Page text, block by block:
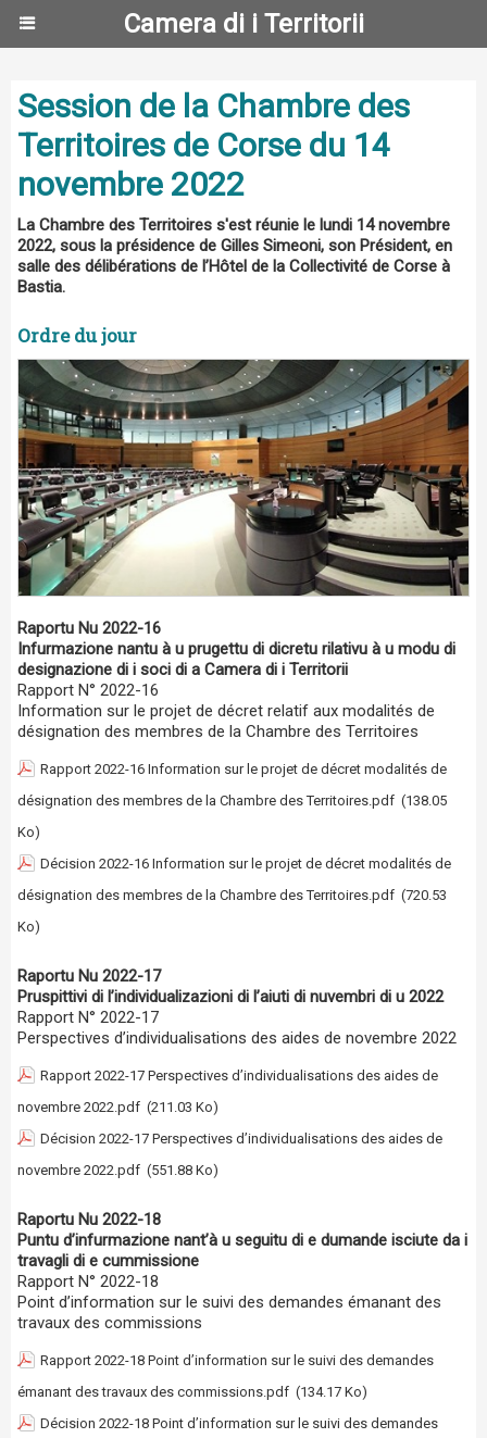
Camera di i Territorii
Session de la Chambre des
Territoires de Corse du 14
novembre 2022
La Chambre des Territoires s'est réunie le lundi 14 novembre
2022, sous la présidence de Gilles Simeoni, son Président, en
salle des délibérations de l’Hôtel de la Collectivité de Corse à
Bastia.
Ordre du jour
Raportu Nu 2022-16
Infurmazione nantu à u prugettu di dicretu rilativu à u modu di
designazione di i soci di a Camera di i Territorii
Rapport N° 2022-16
Information sur le projet de décret relatif aux modalités de
désignation des membres de la Chambre des Territoires
Rapport 2022-16 Information sur le projet de décret modalités de
désignation des membres de la Chambre des Territoires.pdf (138.05
Ko)
Décision 2022-16 Information sur le projet de décret modalités de
désignation des membres de la Chambre des Territoires.pdf (720.53
Ko)
Raportu Nu 2022-17
Pruspittivi di l’individualizazioni di l’aiuti di nuvembri di u 2022
Rapport N° 2022-17
Perspectives d’individualisations des aides de novembre 2022
Rapport 2022-17 Perspectives d’individualisations des aides de
novembre 2022.pdf (211.03 Ko)
Décision 2022-17 Perspectives d’individualisations des aides de
novembre 2022.pdf (551.88 Ko)
Raportu Nu 2022-18
Puntu d’infurmazione nant’à u seguitu di e dumande isciute da i
travagli di e cummissione
Rapport N° 2022-18
Point d’information sur le suivi des demandes émanant des
travaux des commissions
Rapport 2022-18 Point d’information sur le suivi des demandes
émanant des travaux des commissions.pdf (134.17 Ko)
Décision 2022-18 Point d’information sur le suivi des demandes